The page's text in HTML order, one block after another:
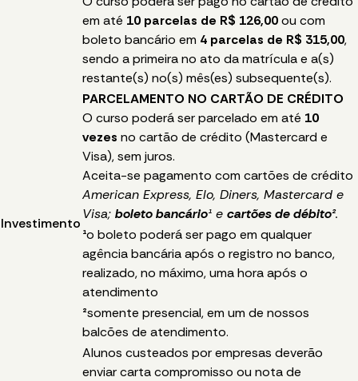
Investimento
em até 10 parcelas de R$ 126,00ou com
boleto bancário em 4 parcelas de R$ 315,00,
sendo a primeira no ato da matrícula e a(s)
restante(s) no(s) mês(es) subsequente(s).
PARCELAMENTO NO CARTÃO DE CRÉDITO
O curso poderá ser parcelado em até 10
vezes no cartão de crédito (Mastercard e
Visa), sem juros.
Aceita-se pagamento com cartões de crédito
American Express, Elo, Diners, Mastercard e
Visa; boleto bancário¹ e cartões de débito².
¹o boleto poderá ser pago em qualquer
agência bancária após o registro no banco,
realizado, no máximo, uma hora após o
atendimento
²somente presencial, em um de nossos
balcões de atendimento.
Alunos custeados por empresas deverão
enviar carta compromisso ou nota de